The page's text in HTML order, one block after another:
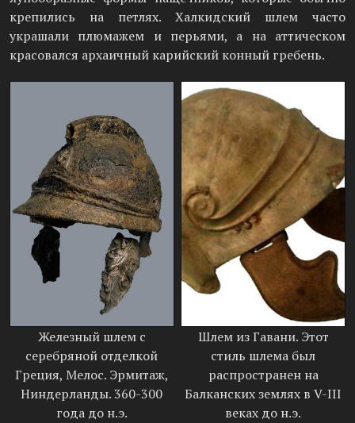
крепились на петлях. Халкидский шлем часто
украшали плюмажем и перьями, а на аттическом
красовался архаичный карийский конный гребень.
Железный шлем с
серебряной отделкой
Греция, Мелос. Эрмитаж,
Ниндерланды. 360-300
года до н.э.
Шлем из Гавани. Этот
стиль шлема был
распространен на
Балканских землях в V-III
веках до н.э.